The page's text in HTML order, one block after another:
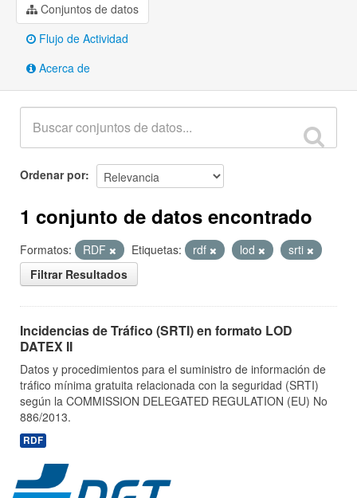
Conjuntos de datos
Flujo de Actividad
Acerca de
Ordenar por
1 conjunto de datos encontrado
Formatos: RDF Etiquetas: rdf lod
srti
Filtrar Resultados
Incidencias de Tráfico (SRTI) en formato LOD
DATEX II
Datos y procedimientos para el suministro de información de
tráfico mínima gratuita relacionada con la seguridad (SRTI)
según la COMMISSION DELEGATED REGULATION (EU) No
886/2013.
RDF